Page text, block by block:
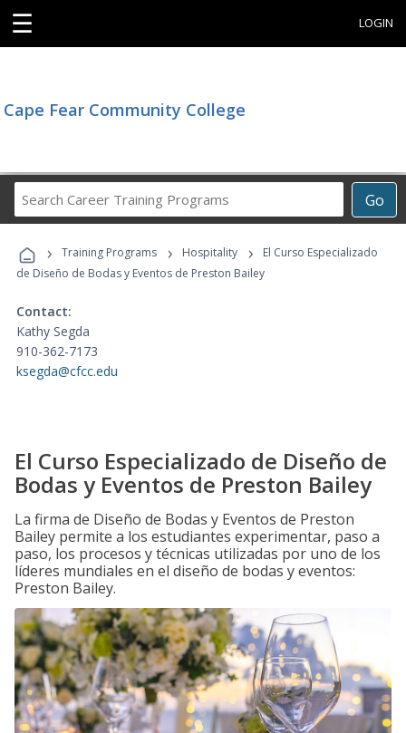
☰ LOGIN
Cape Fear Community College
Go
Career
Programs
› Training Programs › Hospitality ›
El Curso Especializado
de Diseño de Bodas y Eventos de Preston Bailey
Contact:
Kathy Segda
910-362-7173
ksegda@cfcc.edu
El Curso Especializado de Diseño de
Bodas y Eventos de Preston Bailey
La firma de Diseño de Bodas y Eventos de Preston
Bailey permite a los estudiantes experimentar, paso a
paso, los procesos y técnicas utilizadas por uno de los
líderes mundiales en el diseño de bodas y eventos:
Preston Bailey.